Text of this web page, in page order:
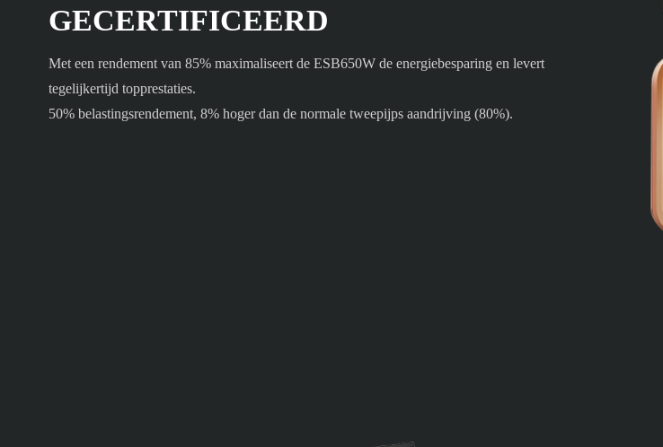
GECERTIFICEERD
Met een rendement van 85% maximaliseert de ESB650W de energiebesparing en levert
tegelijkertijd topprestaties.
50% belastingsrendement, 8% hoger dan de normale tweepijps aandrijving (80%).